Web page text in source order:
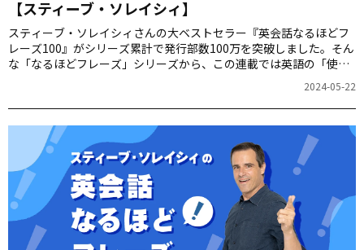
【スティーブ・ソレイシィ】
スティーブ・ソレイシィさんの大ベストセラー『英会話なるほどフ
レーズ100』がシリーズ累計で発行部数100万を突破しました。そん
な「なるほどフレーズ」シリーズから、この連載では英語の「使え
2024-05-22